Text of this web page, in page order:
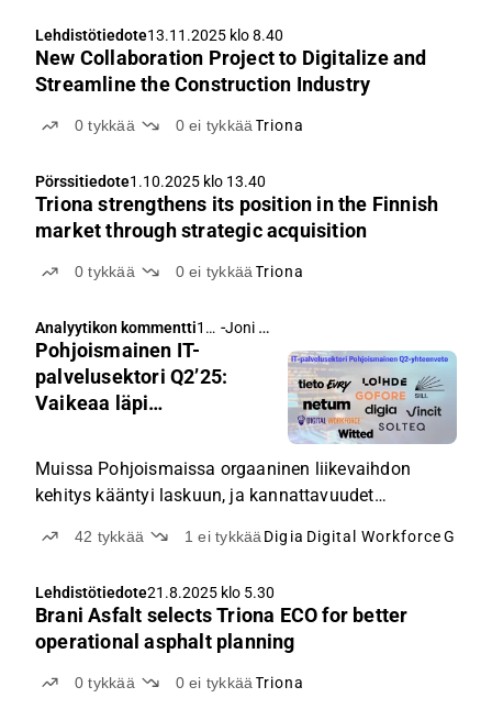
Lehdistötiedote13.11.2025 klo 8.40
New Collaboration Project to Digitalize and
Streamline the Construction Industry
0tykkää 0ei tykkää Triona
Pörssitiedote1.10.2025 klo 13.40
Triona strengthens its position in the Finnish
market through strategic acquisition
0tykkää 0ei tykkää Triona
Analyytikon kommentti19.
9.2
02
- Joni Grönqvist
Pohjoismainen IT-
palvelusektori Q2’25:
Vaikeaa läpi
Muissa Pohjoismaissa orgaaninen liikevaihdon
kehitys kääntyi laskuun, ja kannattavuudet
tarkasteltuna IT-palvelumarkkinan tilanne näyttää
hyvään ja kaksi tyydyttävään suoritukseen.
42 tykkää 1ei tykkää Digia Digital Workforce
Lehdistötiedote21.8.2025 klo 5.30
Brani Asfalt selects Triona ECO for better
operational asphalt planning
0tykkää 0ei tykkää Triona